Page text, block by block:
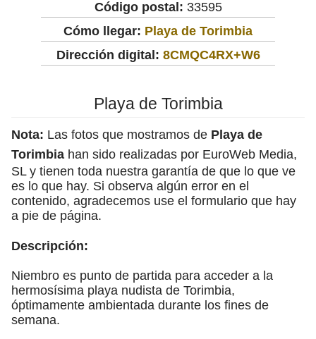
Código postal: 33595
Cómo llegar: Playa de Torimbia
Dirección digital: 8CMQC4RX+W6
Playa de Torimbia
Nota: Las fotos que mostramos de Playa de
Torimbia han sido realizadas por EuroWeb Media,
SL y tienen toda nuestra garantía de que lo que ve
es lo que hay. Si observa algún error en el
contenido, agradecemos use el formulario que hay
a pie de página.
Descripción:
Niembro es punto de partida para acceder a la
hermosísima playa nudista de Torimbia,
óptimamente ambientada durante los fines de
semana.